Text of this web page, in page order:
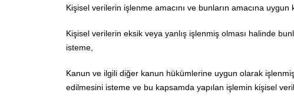
Kişisel verilerin işlenme amacını ve bunların amacına uygun
Kişisel verilerin eksik veya yanlış işlenmiş olması halinde
isteme,
Kanun ve ilgili diğer kanun hükümlerine uygun olarak
edilmesini isteme ve bu kapsamda yapılan işlemin kişisel